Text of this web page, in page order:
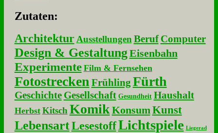
Zu­ta­ten:
Architektur Ausstellungen Beruf Computer
Design & GestaltungEisenbahn
Experimente Film & Fernsehen
Fotostrecken Frühling Fürth
Geschichte Gesellschaft Gesundheit Haushalt
Herbst Kitsch KomikKonsumKunst
LebensartLesestoffLichtspiele Liegerad